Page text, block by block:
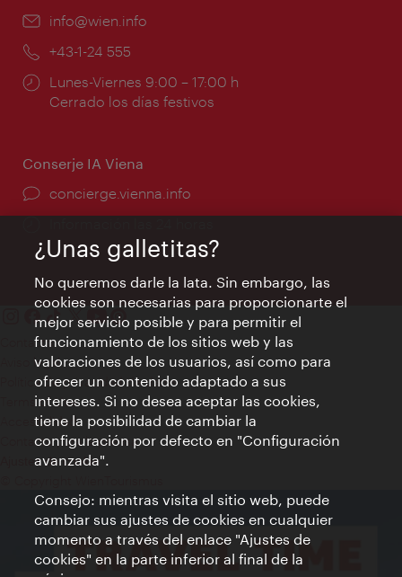
e-
info@wien.info
Teléfono:
+43-1-24 555
Horarios
de
Lunes-Viernes 9:00 – 17:00 h
Cerrado los días festivos
Conserje IA Viena
concierge.vienna.info
Contacto
Aviso legal
Política de privacidad de datos
Terms of Use
Accesibilidad
Contacto para la prensa
Ajustes de cookie
¿Unas galletitas?
No queremos darle la lata. Sin embargo, las
cookies son necesarias para proporcionarte el
mejor servicio posible y para permitir el
funcionamiento de los sitios web y las
valoraciones de los usuarios, así como para
ofrecer un contenido adaptado a sus
intereses. Si no desea aceptar las cookies,
tiene la posibilidad de cambiar la
configuración por defecto en "Configuración
avanzada".
Consejo: mientras visita el sitio web, puede
cambiar sus ajustes de cookies en cualquier
momento a través del enlace "Ajustes de
cookies" en la parte inferior al final de la